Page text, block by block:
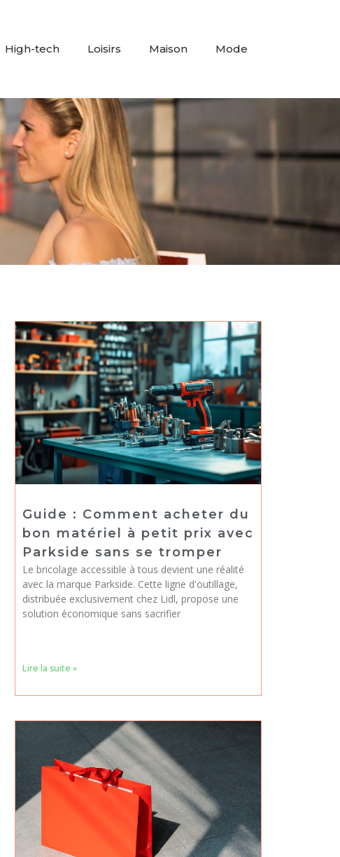
High-tech Loisirs Maison Mode
Guide : Comment acheter du
bon matériel à petit prix avec
Parkside sans se tromper
Le bricolage accessible à tous devient une réalité
avec la marque Parkside. Cette ligne d'outillage,
distribuée exclusivement chez Lidl, propose une
solution économique sans sacrifier
Lire la suite »